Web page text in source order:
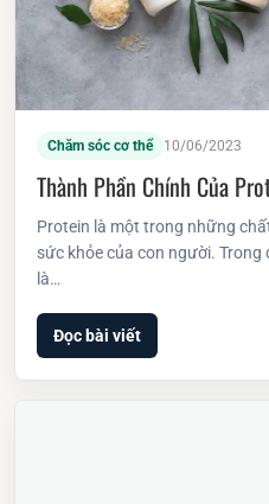
Chăm sóc cơ thể 10/06/2023
Thành Phần Chính Của
Protein là một trong những
sức khỏe của con người.
là…
Đọc bài viết